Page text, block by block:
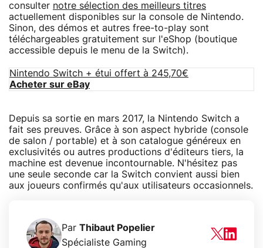
consulter notre sélection des meilleurs titres
actuellement disponibles sur la console de Nintendo.
Sinon, des démos et autres free-to-play sont
téléchargeables gratuitement sur l'eShop (boutique
accessible depuis le menu de la Switch).
Nintendo Switch + étui offert à 245,70€
Acheter sur eBay
Depuis sa sortie en mars 2017, la Nintendo Switch a
fait ses preuves. Grâce à son aspect hybride (console
de salon / portable) et à son catalogue généreux en
exclusivités ou autres productions d'éditeurs tiers, la
machine est devenue incontournable. N'hésitez pas
une seule seconde car la Switch convient aussi bien
aux joueurs confirmés qu'aux utilisateurs occasionnels.
Par Thibaut Popelier
Spécialiste Gaming